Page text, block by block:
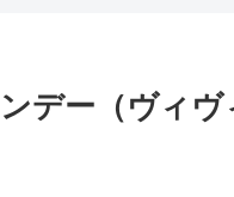
デー（ヴィ